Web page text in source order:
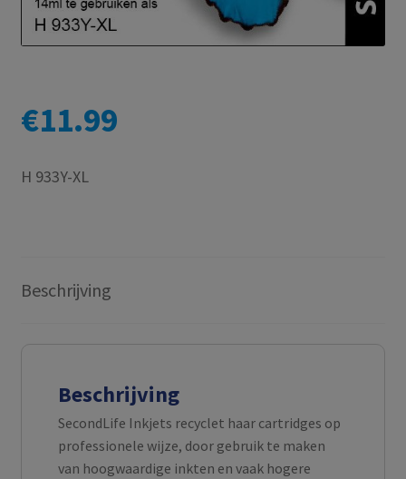
€11.99
H 933Y-XL
Beschrijving
Beschrijving
SecondLife Inkjets recyclet haar cartridges op
professionele wijze, door gebruik te maken
van hoogwaardige inkten en vaak hogere